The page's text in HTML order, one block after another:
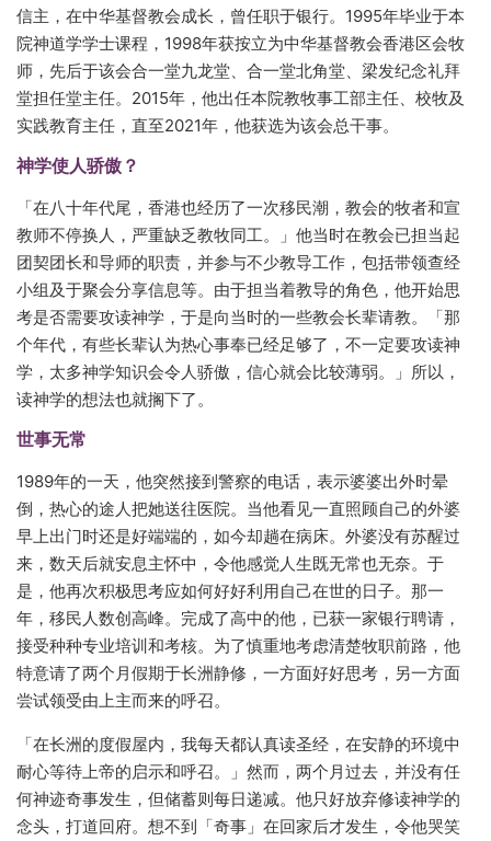
信主，在中华基督教会成长，曾任职于银行。1995年毕业于本
院神道学学士课程，1998年获按立为中华基督教会香港区会牧
师，先后于该会合一堂九龙堂、合一堂北角堂、梁发纪念礼拜
堂担任堂主任。2015年，他出任本院教牧事工部主任、校牧及
实践教育主任，直至2021年，他获选为该会总干事。
神学使人骄傲？
「在八十年代尾，香港也经历了一次移民潮，教会的牧者和宣
教师不停换人，严重缺乏教牧同工。」他当时在教会已担当起
团契团长和导师的职责，并参与不少教导工作，包括带领查经
小组及于聚会分享信息等。由于担当着教导的角色，他开始思
考是否需要攻读神学，于是向当时的一些教会长辈请教。「那
个年代，有些长辈认为热心事奉已经足够了，不一定要攻读神
学，太多神学知识会令人骄傲，信心就会比较薄弱。」所以，
读神学的想法也就搁下了。
世事无常
1989年的一天，他突然接到警察的电话，表示婆婆出外时晕
倒，热心的途人把她送往医院。当他看见一直照顾自己的外婆
早上出门时还是好端端的，如今却趟在病床。外婆没有苏醒过
来，数天后就安息主怀中，令他感觉人生既无常也无奈。于
是，他再次积极思考应如何好好利用自己在世的日子。那一
年，移民人数创高峰。完成了高中的他，已获一家银行聘请，
接受种种专业培训和考核。为了慎重地考虑清楚牧职前路，他
特意请了两个月假期于长洲静修，一方面好好思考，另一方面
尝试领受由上主而来的呼召。
「在长洲的度假屋内，我每天都认真读圣经，在安静的环境中
耐心等待上帝的启示和呼召。」然而，两个月过去，并没有任
何神迹奇事发生，但储蓄则每日递减。他只好放弃修读神学的
念头，打道回府。想不到「奇事」在回家后才发生，令他哭笑